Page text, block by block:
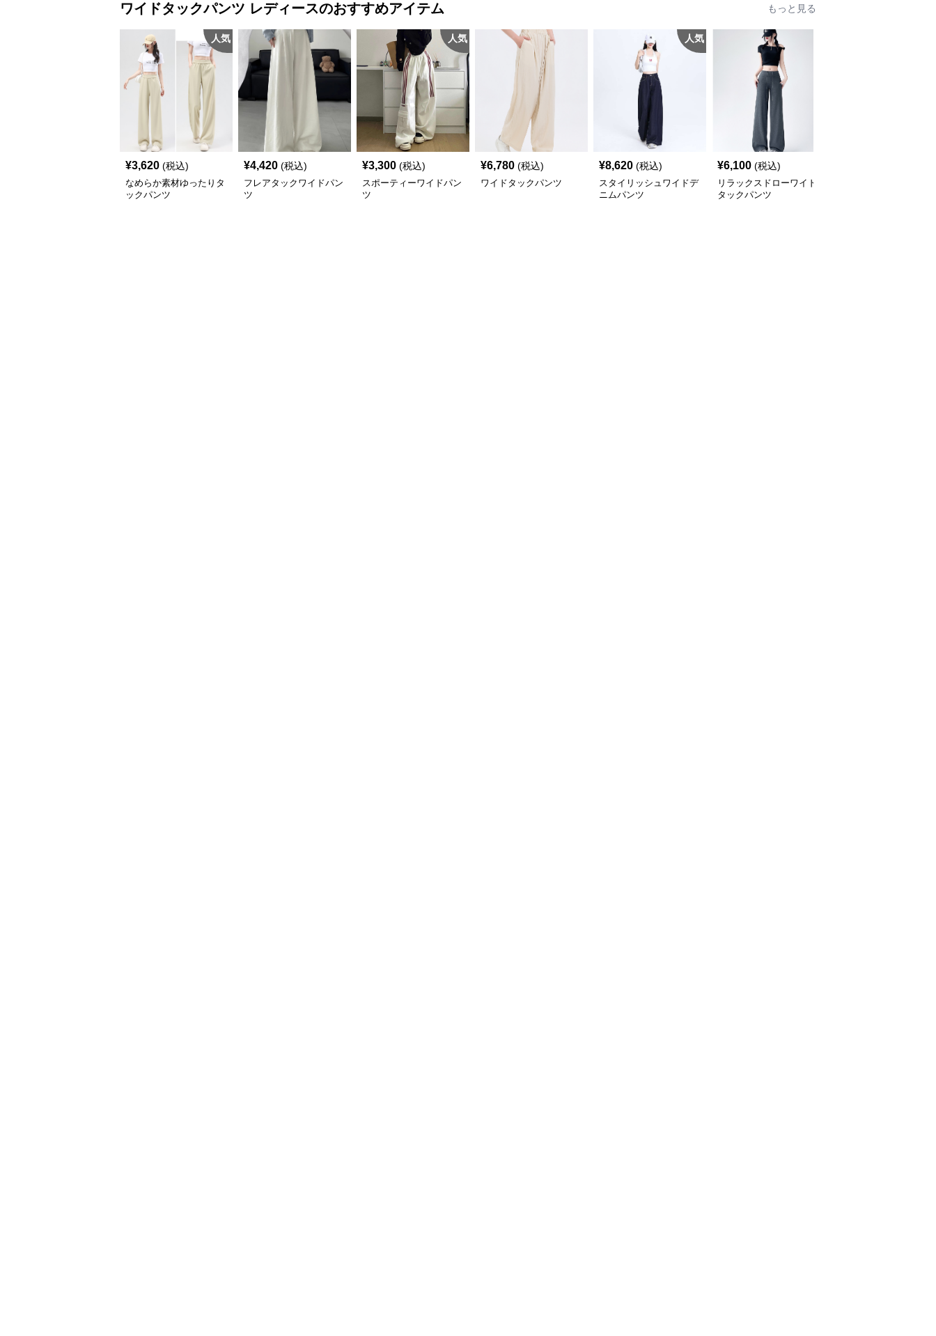
ワイドタックパンツ レディースのおすすめアイテム もっと見る
人気
¥3,620 (税込)
なめらか素材ゆったりタ
ックパンツ
¥4,420 (税込)
フレアタックワイドパン
ツ
人気
¥3,300 (税込)
スポーティーワイドパン
ツ
¥6,780 (税込)
ワイドタックパンツ
人気
¥8,620 (税込)
スタイリッシュワイドデ
ニムパンツ
¥6,100 (税込)
リラックスドローワイド
タックパンツ